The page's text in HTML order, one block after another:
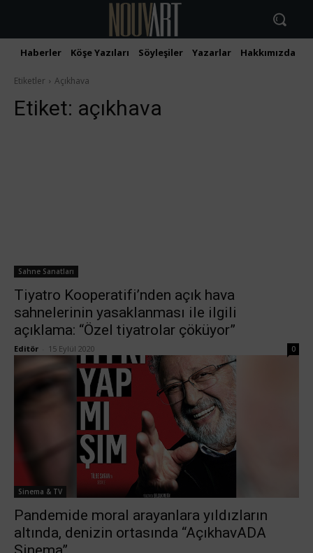
Haberler Köşe Yazıları Söyleşiler Yazarlar Hakkımızda
Etiketler Açıkhava
Etiket: açıkhava
Sahne Sanatları
Tiyatro Kooperatifi’nden açık hava
sahnelerinin yasaklanması ile ilgili
açıklama: “Özel tiyatrolar çöküyor”
Editör 15 Eylül 2020 0
Sinema & TV
Pandemide moral arayanlara yıldızların
altında, denizin ortasında “AçıkhavADA